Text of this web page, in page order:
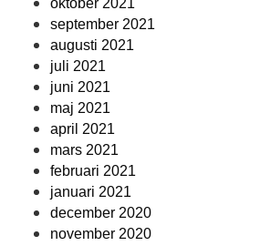
oktober 2021
september 2021
augusti 2021
juli 2021
juni 2021
maj 2021
april 2021
mars 2021
februari 2021
januari 2021
december 2020
november 2020